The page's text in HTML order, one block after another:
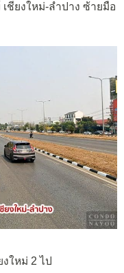
ชียงใหม่-ลำปาง ซ้ายมือ
ใหม่ 2 ไป